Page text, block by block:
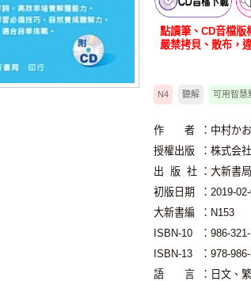
點讀筆、CD音檔版
嚴禁拷貝、散布，
N4 聽解 可用智慧
作 者
：中村か
授權出版
：株式会
出 版 社 ：大新書局
初版日期
：2019-
大新書編
：N153
ISBN-10
：986-
ISBN-13
：978-
語 言
：日文、